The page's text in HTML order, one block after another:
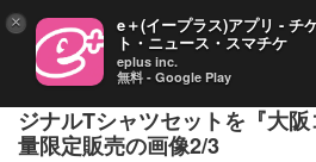
『デッドプール＆ウルヴァリ
ジナルTシャツセットを『大
量限定販売の画像2/3
× e＋(イープラス)アプリ - チ
ト・ニュース・スマチケ
eplus inc.
無料 - Google Play